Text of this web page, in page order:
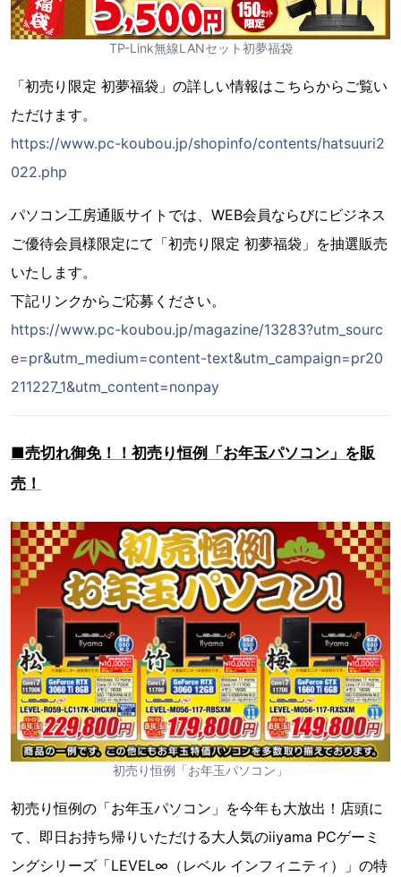
TP-Link無線LANセット初夢福袋
「初売り限定 初夢福袋」の詳しい情報はこちらからご覧い
ただけます。
https://www.pc-koubou.jp/shopinfo/contents/hatsuuri2
022.php
パソコン工房通販サイトでは、WEB会員ならびにビジネス
ご優待会員様限定にて「初売り限定 初夢福袋」を抽選販売
いたします。
下記リンクからご応募ください。
https://www.pc-koubou.jp/magazine/13283?utm_sourc
e=pr&utm_medium=content-text&utm_campaign=pr20
211227_1&utm_content=nonpay
■売切れ御免！！初売り恒例「お年玉パソコン」を販
売！
初売り恒例「お年玉パソコン」
初売り恒例の「お年玉パソコン」を今年も大放出！店頭に
て、即日お持ち帰りいただける大人気のiiyama PCゲーミ
ングシリーズ「LEVEL∞（レベル インフィニティ）」の特